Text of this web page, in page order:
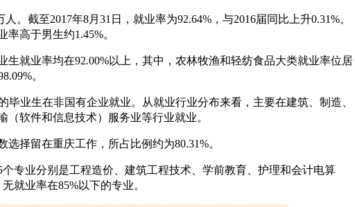
。截至2017年8月31日，就业率为92.64%，与2016届同比上升0.31%。
高于男生约1.45%。
生就业率均在92.00%以上，其中，农林牧渔和轻纺食品大类就业率位居
。
毕业生在非国有企业就业。从就业行业分布来看，主要在建筑、制造、
（软件和信息技术）服务业等行业就业。
选择留在重庆工作，所占比例约为80.31%。
专业分别是工程造价、建筑工程技术、学前教育、护理和会计电算
就业率在85%以下的专业。